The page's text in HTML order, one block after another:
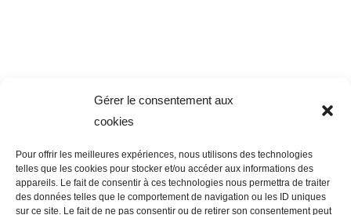
Gérer le consentement aux
cookies
Pour offrir les meilleures expériences, nous utilisons des technologies
telles que les cookies pour stocker et/ou accéder aux informations des
appareils. Le fait de consentir à ces technologies nous permettra de traiter
des données telles que le comportement de navigation ou les ID uniques
sur ce site. Le fait de ne pas consentir ou de retirer son consentement peut